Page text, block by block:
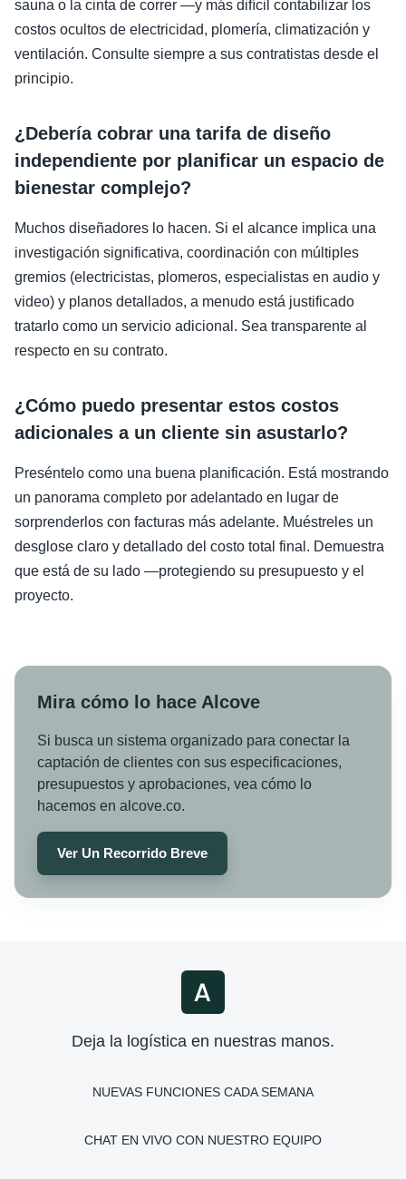
sauna o la cinta de correr —y más difícil contabilizar los
costos ocultos de electricidad, plomería, climatización y
ventilación. Consulte siempre a sus contratistas desde el
principio.
¿Debería cobrar una tarifa de diseño
independiente por planificar un espacio de
bienestar complejo?
Muchos diseñadores lo hacen. Si el alcance implica una
investigación significativa, coordinación con múltiples
gremios (electricistas, plomeros, especialistas en audio y
video) y planos detallados, a menudo está justificado
tratarlo como un servicio adicional. Sea transparente al
respecto en su contrato.
¿Cómo puedo presentar estos costos
adicionales a un cliente sin asustarlo?
Preséntelo como una buena planificación. Está mostrando
un panorama completo por adelantado en lugar de
sorprenderlos con facturas más adelante. Muéstreles un
desglose claro y detallado del costo total final. Demuestra
que está de su lado —protegiendo su presupuesto y el
proyecto.
Mira cómo lo hace Alcove
Si busca un sistema organizado para conectar la
captación de clientes con sus especificaciones,
presupuestos y aprobaciones, vea cómo lo
hacemos en alcove.co.
Ver Un Recorrido Breve
Deja la logística en nuestras manos.
NUEVAS FUNCIONES CADA SEMANA
CHAT EN VIVO CON NUESTRO EQUIPO